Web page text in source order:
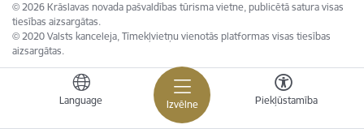
Izvēlne
Language Piekļūstamība
© 2026 Krāslavas novada pašvaldības tūrisma vietne, publicētā satura visas
tiesības aizsargātas.
© 2020 Valsts kanceleja, Tīmekļvietņu vienotās platformas visas tiesības
aizsargātas.